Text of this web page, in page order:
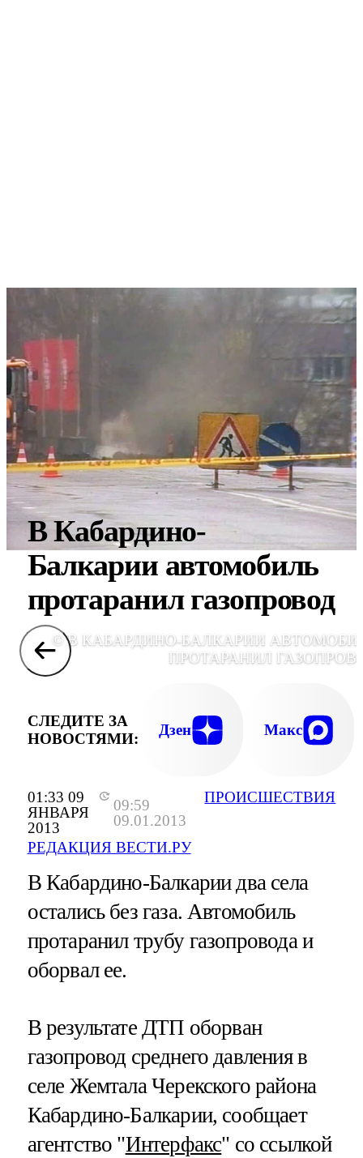
01:33 09
ЯНВАРЯ
2013
09:59
09.01.2013
РЕДАКЦИЯ ВЕСТИ.РУ
ПРОИСШЕСТВИЯ
В Кабардино-
Балкарии автомобиль
протаранил газопровод
© В КАБАРДИНО-БАЛКАРИИ
ПРОТАРАНИЛ
СЛЕДИТЕ ЗА
НОВОСТЯМИ:
Дзен Макс
В Кабардино-Балкарии два села
остались без газа. Автомобиль
протаранил трубу газопровода и
оборвал ее.
В результате ДТП оборван
газопровод среднего давления в
селе Жемтала Черекского района
Кабардино-Балкарии, сообщает
агентство "Интерфакс" со ссылкой